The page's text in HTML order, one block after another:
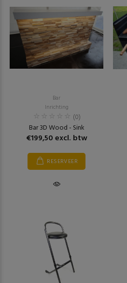
Bar
Inrichting
(0)
Bar 3D Wood - Sink
€199,50 excl. btw
RESERVEER